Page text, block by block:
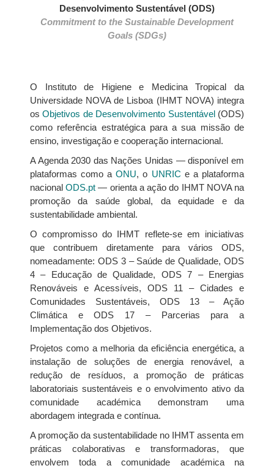
Desenvolvimento Sustentável (ODS)
Commitment to the Sustainable Development
Goals (SDGs)
O Instituto de Higiene e Medicina Tropical da
Universidade NOVA de Lisboa (IHMT NOVA) integra
osObjetivos de Desenvolvimento Sustentável(ODS)
como referência estratégica para a sua missão de
ensino, investigação e cooperação internacional.
A Agenda 2030 das Nações Unidas — disponível em
plataformas como aONU, o UNRIC e a plataforma
nacionalODS.pt — orienta a ação do IHMT NOVA na
promoção da saúde global, da equidade e da
sustentabilidade ambiental.
O compromisso do IHMT reflete-se em iniciativas
que contribuem diretamente para vários ODS,
nomeadamente: ODS 3 – Saúde de Qualidade, ODS
4 – Educação de Qualidade, ODS 7 – Energias
Renováveis e Acessíveis, ODS 11 – Cidades e
Comunidades Sustentáveis, ODS 13 – Ação
Climática e ODS 17 – Parcerias para a
Implementação dos Objetivos.
Projetos como a melhoria da eficiência energética, a
instalação de soluções de energia renovável, a
redução de resíduos, a promoção de práticas
laboratoriais sustentáveis e o envolvimento ativo da
comunidade académica demonstram uma
abordagem integrada e contínua.
A promoção da sustentabilidade no IHMT assenta em
práticas colaborativas e transformadoras, que
envolvem toda a comunidade académica na